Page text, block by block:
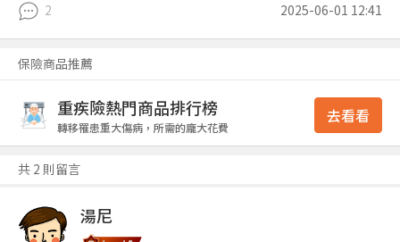
2
2025-06-01 12:41
保險商品推薦
重疾險熱門商品排行榜
轉移罹患重大傷病，所需的龐大花費
去看看
共 2 則留言
湯尼